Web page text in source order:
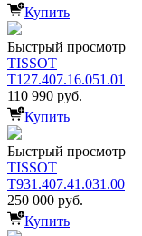
Купить
Быстрый просмотр
TISSOT
T127.407.16.051.01
110 990 руб.
Купить
Быстрый просмотр
TISSOT
T931.407.41.031.00
250 000 руб.
Купить